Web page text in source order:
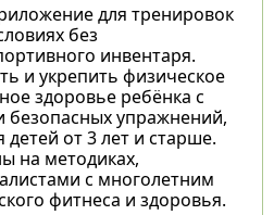
для тренировок
без
инвентаря.
и укрепить физическое
здоровье ребёнка с
упражнений,
от 3 лет и старше.
на методиках,
с многолетним
фитнеса и здоровья.